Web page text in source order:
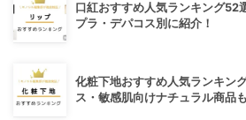
口紅おすすめ人気ランキング52
プラ・デパコス別に紹介！
化粧下地おすすめ人気ランキン
ス・敏感肌向けナチュラル商品